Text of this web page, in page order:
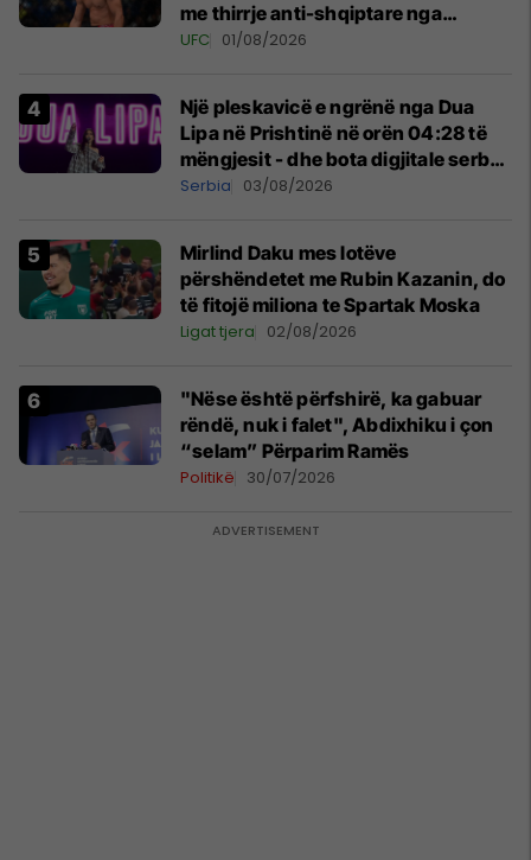
me thirrje anti-shqiptare nga
tribunat
UFC 01/08/2026
Një pleskavicë e ngrënë nga Dua
Lipa në Prishtinë në orën 04:28 të
mëngjesit - dhe bota digjitale serbe
shpall gjendjen e luftës
Serbia 03/08/2026
Mirlind Daku mes lotëve
përshëndetet me Rubin Kazanin, do
të fitojë miliona te Spartak Moska
Ligat tjera 02/08/2026
"Nëse është përfshirë, ka gabuar
rëndë, nuk i falet", Abdixhiku i çon
“selam” Përparim Ramës
Politikë 30/07/2026